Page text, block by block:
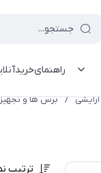
آرایشی / برس ها و
ترتیب